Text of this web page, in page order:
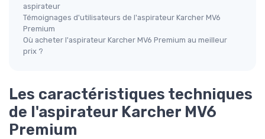
aspirateur
Témoignages d'utilisateurs de l'aspirateur Karcher MV6
Premium
Où acheter l'aspirateur Karcher MV6 Premium au meilleur
prix ?
Les caractéristiques techniques
de l'aspirateur Karcher MV6
Premium